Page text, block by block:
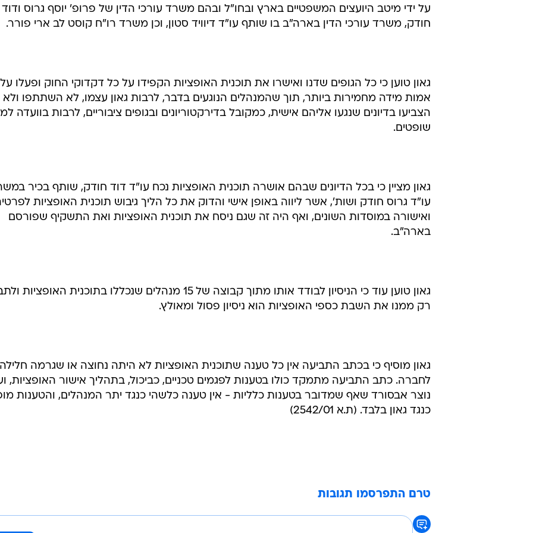
על ידי מיטב היועצים המשפטיים בארץ ובחו"ל ובהם משרד עורכי הדין של פרופ' יוסף גרוס ודוד
חודק, משרד עורכי הדין בארה"ב בו שותף עו"ד דיוויד סטון, וכן משרד רו"ח קוסט לב ארי פורר.
גאון טוען כי כל הגופים שדנו ואישרו את תוכנית האופציות הקפידו על כל דקדוקי החוק ופעלו
אמות מידה מחמירות ביותר, תוך שהמנהלים הנוגעים בדבר, לרבות גאון עצמו, לא השתתפו ולא
הצביעו בדיונים שנגעו אליהם אישית, כמקובל בדירקטוריונים ובגופים ציבוריים, לרבות בוועדה
שופטים.
גאון מציין כי בכל הדיונים שבהם אושרה תוכנית האופציות נכח עו"ד דוד חודק, שותף בכיר
עו"ד גרוס חודק ושות', אשר ליווה באופן אישי והדוק את כל הליך גיבוש תוכנית האופציות
ואישורה במוסדות השונים, ואף היה זה שגם ניסח את תוכנית האופציות ואת התשקיף שפורסם
בארה"ב.
גאון טוען עוד כי הניסיון לבודד אותו מתוך קבוצה של 15 מנהלים שנכללו בתוכנית האופציות
רק ממנו את השבת כספי האופציות הוא ניסיון פסול ומאולץ.
גאון מוסיף כי בכתב התביעה אין כל טענה שתוכנית האופציות לא היתה נחוצה או שגרמה
לחברה. כתב התביעה מתמקד כולו בטענות לפגמים טכניים, כביכול, בתהליך אישור האופציות,
נוצר אבסורד שאף שמדובר בטענות כלליות - אין טענה כלשהי כנגד יתר המנהלים, והטענות
כנגד גאון בלבד. (ת.א 2542/01)
טרם התפרסמו תגובות